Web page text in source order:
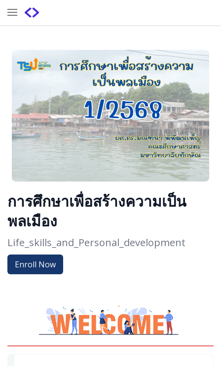
การศึกษาเพื่อสร้างความเป็น
พลเมือง
Life_skills_and_Personal_development
Enroll Now